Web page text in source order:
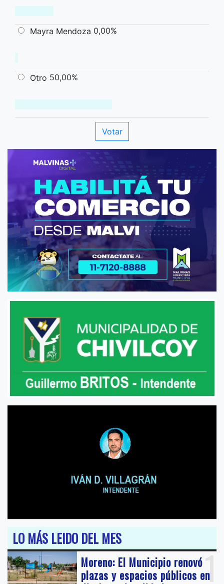
Mayra Mendoza 0,00%
Otro 50,00%
LO MÁS LEIDO DEL MES
1
Moreno: El Municipio renovó
plazas y espacios públicos en